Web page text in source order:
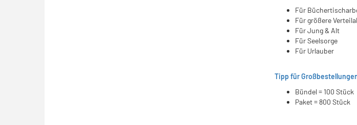
Für
Für größere
Für Jung & Alt
Für Seelsorge
Für Urlauber
Tipp für
Bündel = 100 Stück
Paket = 800 Stück